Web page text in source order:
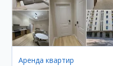
Аренда квартир